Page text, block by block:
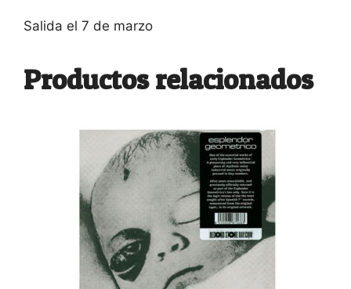
Salida el 7 de marzo
Productos relacionados